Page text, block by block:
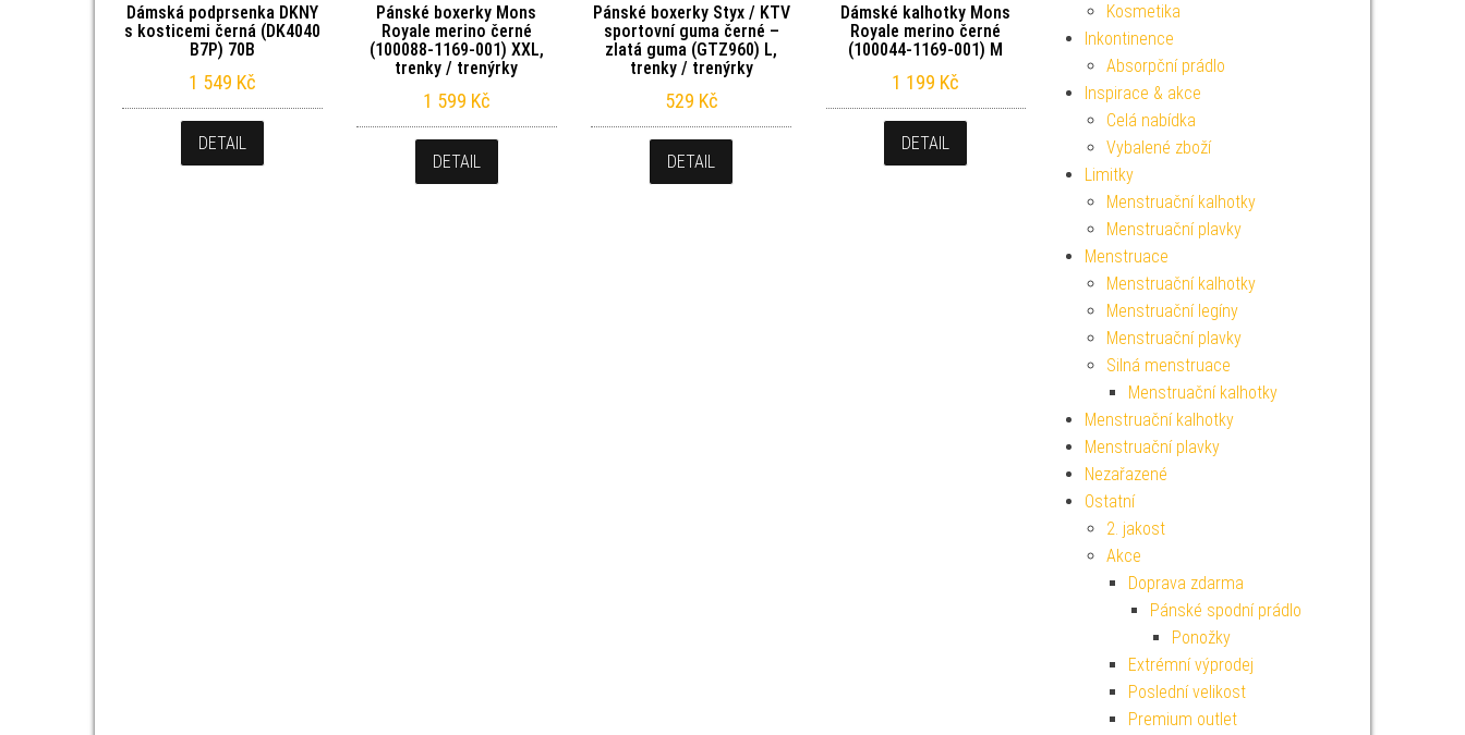
Dámská podprsenka DKNY
s kosticemi černá (DK4040
B7P) 70B
1 549 Kč
DETAIL
Pánské boxerky Mons
Royale merino černé
(100088-1169-001) XXL,
trenky / trenýrky
1 599 Kč
DETAIL
Pánské boxerky Styx / KTV
sportovní guma černé –
zlatá guma (GTZ960) L,
trenky / trenýrky
529 Kč
DETAIL
Dámské kalhotky Mons
Royale merino černé
(100044-1169-001) M
1 199 Kč
DETAIL
Kosmetika
Inkontinence
Absorpční prádlo
Inspirace & akce
Celá nabídka
Vybalené zboží
Limitky
Menstruační kalhotky
Menstruační plavky
Menstruace
Menstruační kalhotky
Menstruační legíny
Menstruační plavky
Silná menstruace
Menstruační kalhotky
Menstruační kalhotky
Menstruační plavky
Nezařazené
Ostatní
2. jakost
Akce
Doprava zdarma
Pánské spodní prádlo
Ponožky
Extrémní výprodej
Poslední velikost
Premium outlet